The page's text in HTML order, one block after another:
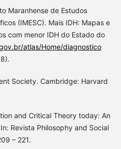
Maranhense de Estudos
(IMESC). Mais IDH: Mapas e
com menor IDH do Estado do
atlas/Home/diagnostico
Society. Cambridge: Harvard
and Critical Theory today: An
Revista Philosophy and Social
– 221.